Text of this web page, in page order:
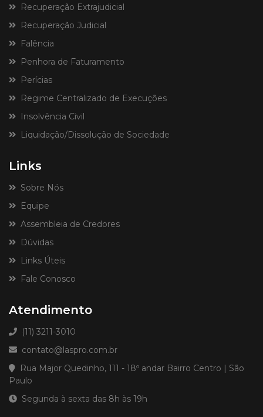
Recuperação Extrajudicial
Recuperação Judicial
Falência
Penhora de Faturamento
Perícias
Regime Centralizado de Execuções
Insolvência Civil
Liquidação/Dissolução de Sociedade
Links
Sobre Nós
Equipe
Assembleia de Credores
Dúvidas
Links Úteis
Fale Conosco
Atendimento
(11) 3211-3010
contato@laspro.com.br
Rua Major Quedinho, 111 - 18º andar Bairro Centro | São
Paulo
Segunda à sexta das 8h às 19h